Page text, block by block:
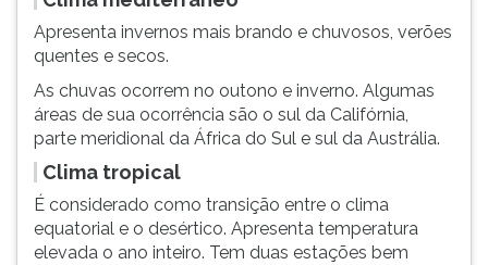
Apresenta invernos mais brando e chuvosos, verões
quentes e secos.
As chuvas ocorrem no outono e inverno. Algumas
áreas de sua ocorrência são o sul da Califórnia,
parte meridional da África do Sul e sul da Austrália.
Clima tropical
É considerado como transição entre o clima
equatorial e o desértico. Apresenta temperatura
elevada o ano inteiro. Tem duas estações bem